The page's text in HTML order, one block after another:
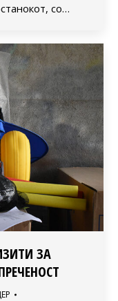
со…
ЗА